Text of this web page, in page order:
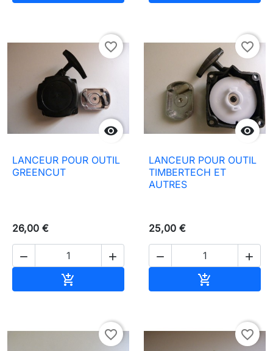

favorite_border
LANCEUR POUR OUTIL
GREENCUT
26,00 €
 


favorite_border
LANCEUR POUR OUTIL
TIMBERTECH ET
AUTRES
25,00 €
 

favorite_border favorite_border